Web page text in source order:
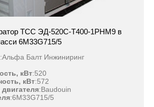
ТСС ЭД-520С-Т400-1РНМ9 в
6M33G715/5
:Альфа Балт Инжиниринг
кВт:520
кВт:572
:Baudouin
:6M33G715/5